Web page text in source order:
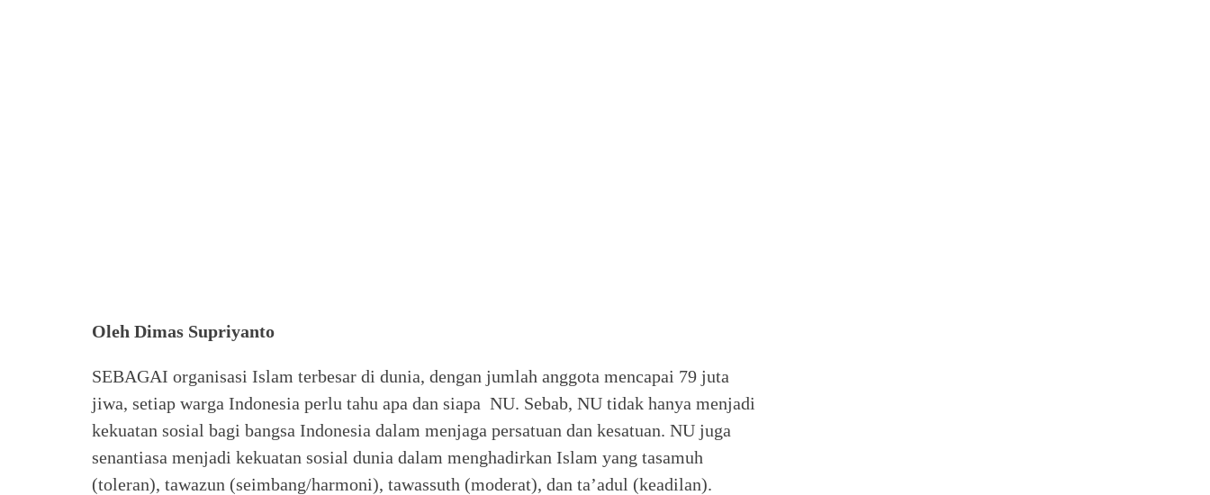
Oleh Dimas Supriyanto
SEBAGAI organisasi Islam terbesar di dunia, dengan jumlah anggota mencapai 79 juta
jiwa, setiap warga Indonesia perlu tahu apa dan siapa NU. Sebab, NU tidak hanya menjadi
kekuatan sosial bagi bangsa Indonesia dalam menjaga persatuan dan kesatuan. NU juga
senantiasa menjadi kekuatan sosial dunia dalam menghadirkan Islam yang tasamuh
(toleran), tawazun (seimbang/harmoni), tawassuth (moderat), dan ta’adul (keadilan).